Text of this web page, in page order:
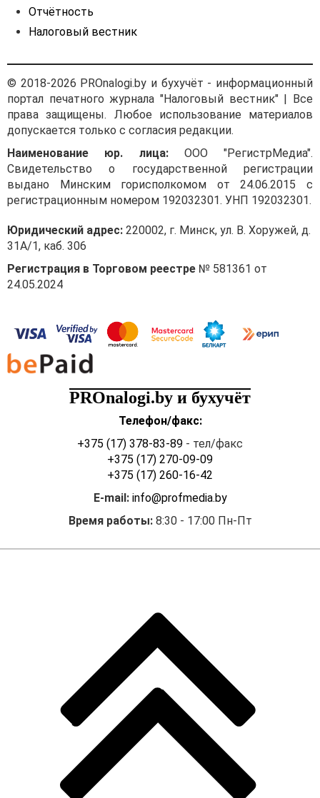
Отчётность
Налоговый вестник
© 2018-2026 PROnalogi.by и бухучёт - информационный
портал печатного журнала "Налоговый вестник" | Все
права защищены. Любое использование материалов
допускается только с согласия редакции.
Наименование юр. лица:ООО "РегистрМедиа".
Свидетельство о государственной регистрации
выдано Минским горисполкомом от 24.06.2015 с
регистрационным номером 192032301. УНП 192032301.
Юридический адрес: 220002, г. Минск, ул. В. Хоружей, д.
31А/1, каб. 306
Регистрация в Торговом реестре № 581361 от
24.05.2024
PROnalogi.by и бухучёт
Телефон/факс:
+375 (17) 378-83-89 - тел/факс
+375 (17) 270-09-09
+375 (17) 260-16-42
E-mail: info@profmedia.by
Время работы:8:30 - 17:00 Пн-Пт